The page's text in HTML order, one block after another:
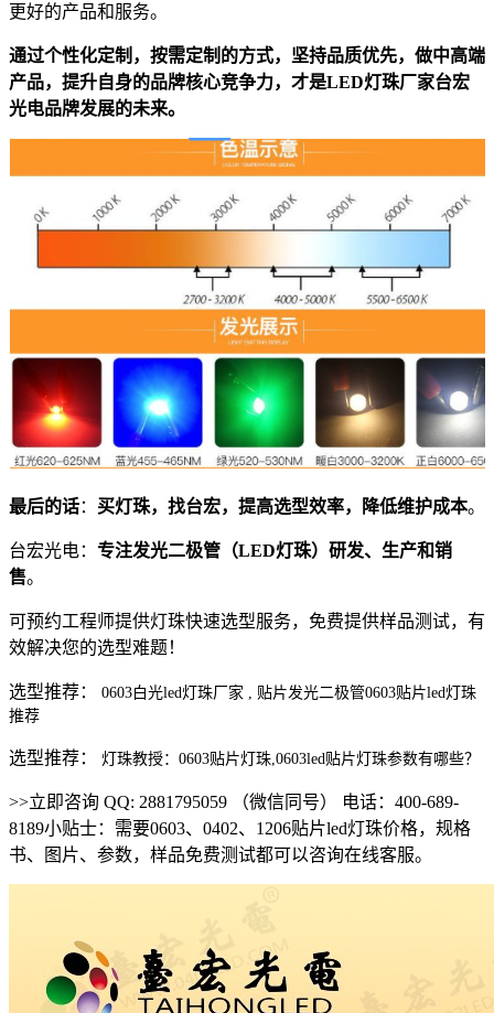
更好的产品和服务。
通过个性化定制，按需定制的方式，坚持品质优先，做中高端
产品，提升自身的品牌核心竞争力，才是LED灯珠厂家台宏
光电品牌发展的未来。
最后的话： 买灯珠，找台宏，提高选型效率，降低维护成本。
台宏光电： 专注发光二极管（LED灯珠）研发、生产和销
售。
可预约工程师提供灯珠快速选型服务，免费提供样品测试，有
效解决您的选型难题！
选型推荐： 0603白光led灯珠厂家 , 贴片发光二极管0603贴片led灯珠
推荐
选型推荐： 灯珠教授：0603贴片灯珠,0603led贴片灯珠参数有哪些？
>>立即咨询 QQ: 2881795059 （微信同号） 电话：400-689-
8189小贴士：需要0603、0402、1206贴片led灯珠价格，规格
书、图片、参数，样品免费测试都可以咨询在线客服。